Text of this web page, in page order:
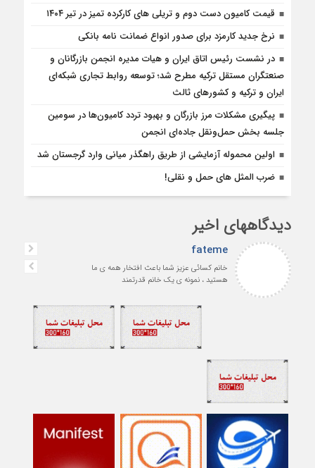
قیمت کامیون دست دوم و تریلی‌ های کارکرده تمیز در تیر ۱۴۰۴
نرخ جدید کارمزد برای صدور انواع ضمانت نامه بانکی
در نشست رئیس اتاق ایران و هیات مدیره انجمن بازرگانان و
صنعتگران مستقل ترکیه مطرح شد؛ توسعه روابط تجاری شبکه‌ای
ایران و ترکیه و کشورهای ثالث
پیگیری مشکلات مرز بازرگان و بهبود تردد کامیون‌ها در سومین
جلسه بخش حمل‌ونقل جاده‌ای انجمن
اولین محموله آزمایشی از طریق راهگذر میانی وارد گرجستان شد
ضرب المثل های حمل و نقلی!
دیدگاههای اخیر
fateme
خانم کسائی عزیز شما باعث افتخار همه ی ما
هستید ، نمونه ی یک خانم قدرتمند